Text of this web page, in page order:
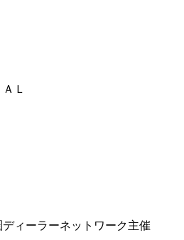
ＡＬ
ィーラーネットワーク主催